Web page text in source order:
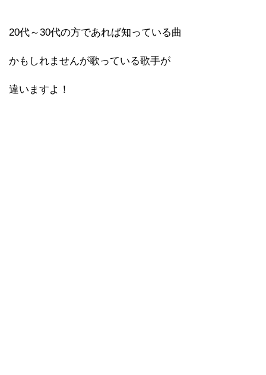
20代～30代の方であれば知っている曲
かもしれませんが歌っている歌手が
違いますよ！